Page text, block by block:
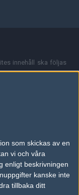
som skickas av en
vi och våra
enligt beskrivningen
kanske inte
tillbaka ditt
innehåll ska följas
åsikter.
när man deltar i
eller välja att inte